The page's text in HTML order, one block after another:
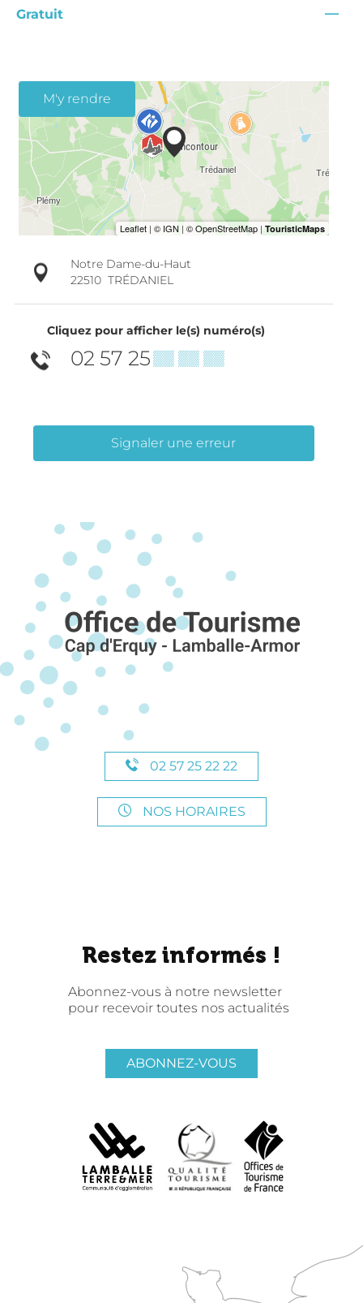
Gratuit —
M'y rendre
Notre Dame-du-Haut
22510 TRÉDANIEL
Cliquez pour afficher le(s) numéro(s)
02 57 25▒▒ ▒▒ ▒▒
Signaler une erreur
02 57 25 22 22
NOS HORAIRES
Restez informés !
Abonnez-vous à notre newsletter
pour recevoir toutes nos actualités
ABONNEZ-VOUS